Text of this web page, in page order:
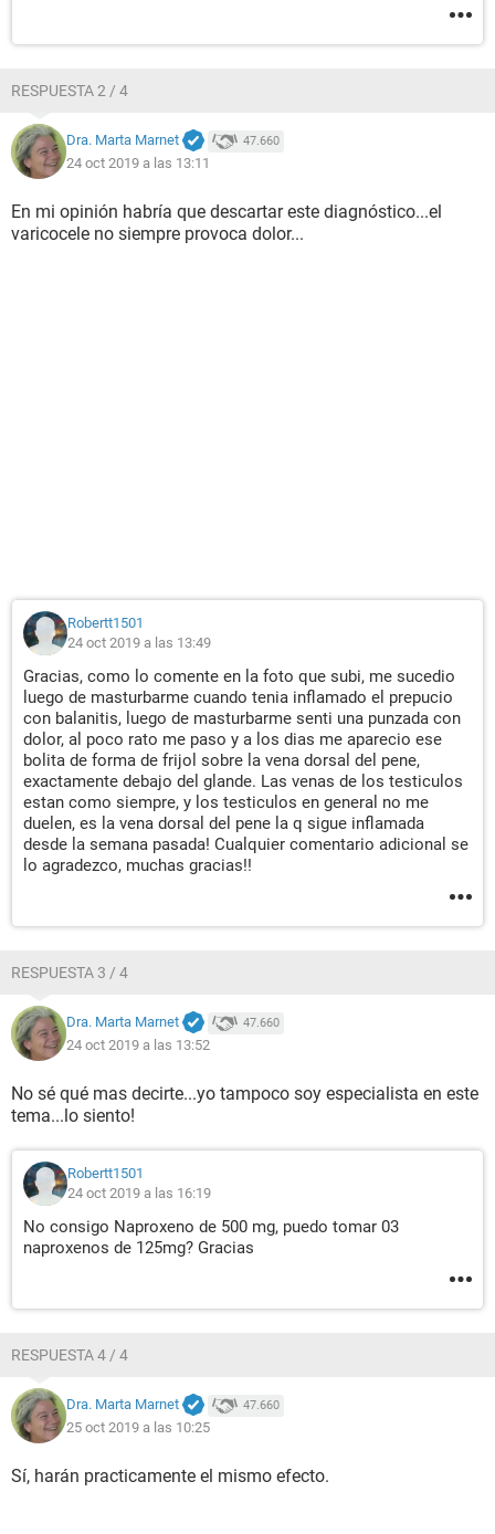
RESPUESTA 2 / 4
Dra. Marta Marnet 47.660
24 oct 2019 a las 13:11
En mi opinión habría que descartar este diagnóstico...el
varicocele no siempre provoca dolor...
Robertt1501
24 oct 2019 a las 13:49
Gracias, como lo comente en la foto que subi, me sucedio
luego de masturbarme cuando tenia inflamado el prepucio
con balanitis, luego de masturbarme senti una punzada con
dolor, al poco rato me paso y a los dias me aparecio ese
bolita de forma de frijol sobre la vena dorsal del pene,
exactamente debajo del glande. Las venas de los testiculos
estan como siempre, y los testiculos en general no me
duelen, es la vena dorsal del pene la q sigue inflamada
desde la semana pasada! Cualquier comentario adicional se
lo agradezco, muchas gracias!!
RESPUESTA 3 / 4
Dra. Marta Marnet 47.660
24 oct 2019 a las 13:52
No sé qué mas decirte...yo tampoco soy especialista en este
tema...lo siento!
Robertt1501
24 oct 2019 a las 16:19
No consigo Naproxeno de 500 mg, puedo tomar 03
naproxenos de 125mg? Gracias
RESPUESTA 4 / 4
Dra. Marta Marnet 47.660
25 oct 2019 a las 10:25
Sí, harán practicamente el mismo efecto.